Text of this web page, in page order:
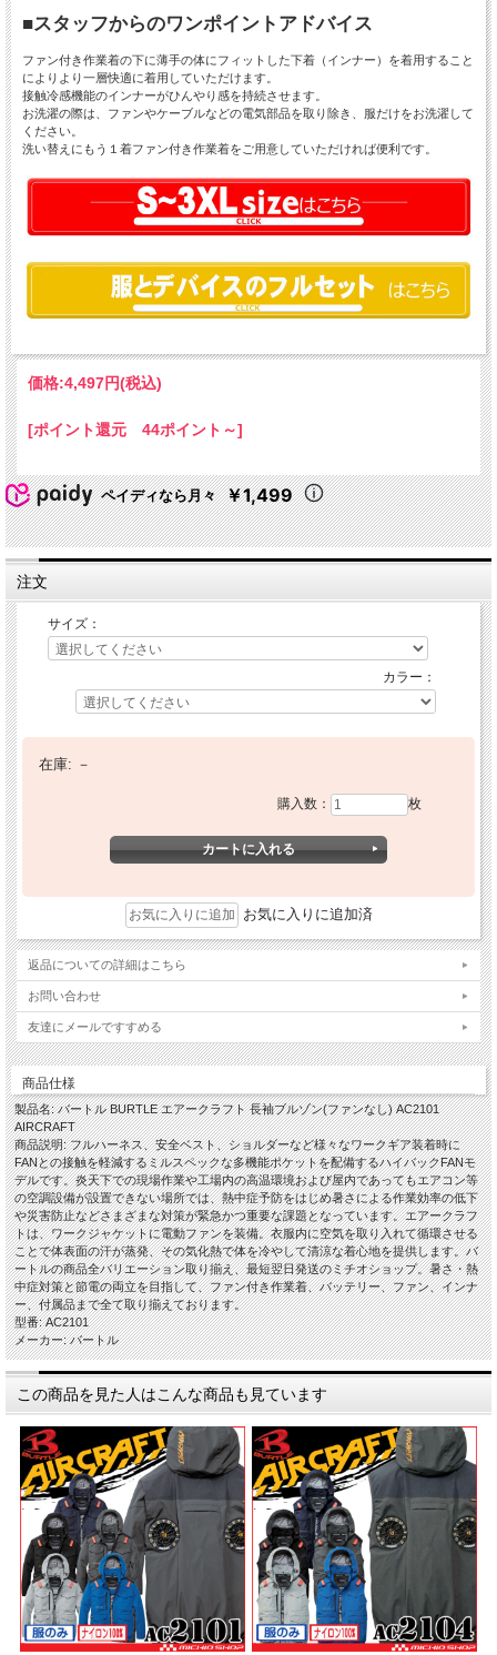
■スタッフからのワンポイントアドバイス
ファン付き作業着の下に薄手の体にフィットした下着（インナー）を着用すること
によりより一層快適に着用していただけます。
接触冷感機能のインナーがひんやり感を持続させます。
お洗濯の際は、ファンやケーブルなどの電気部品を取り除き、服だけをお洗濯して
ください。
洗い替えにもう１着ファン付き作業着をご用意していただければ便利です。
価格:4,497円(税込)
[ポイント還元 44ポイント～]
ペイディなら月々 ￥1,499
注文
サイズ：
カラー：
在庫: －
購入数： 枚
お気に入りに追加済
返品についての詳細はこちら
お問い合わせ
友達にメールですすめる
商品仕様
製品名: バートル BURTLE エアークラフト 長袖ブルゾン(ファンなし) AC2101
AIRCRAFT
商品説明: フルハーネス、安全ベスト、ショルダーなど様々なワークギア装着時に
FANとの接触を軽減するミルスペックな多機能ポケットを配備するハイバックFANモ
デルです。炎天下での現場作業や工場内の高温環境および屋内であってもエアコン等
の空調設備が設置できない場所では、熱中症予防をはじめ暑さによる作業効率の低下
や災害防止などさまざまな対策が緊急かつ重要な課題となっています。エアークラフ
トは、ワークジャケットに電動ファンを装備。衣服内に空気を取り入れて循環させる
ことで体表面の汗が蒸発、その気化熱で体を冷やして清涼な着心地を提供します。バ
ートルの商品全バリエーション取り揃え、最短翌日発送のミチオショップ。暑さ・熱
中症対策と節電の両立を目指して、ファン付き作業着、バッテリー、ファン、インナ
ー、付属品まで全て取り揃えております。
型番: AC2101
メーカー: バートル
この商品を見た人はこんな商品も見ています